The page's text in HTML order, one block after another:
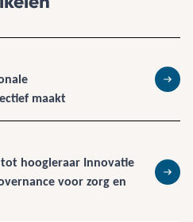
maakt
Lees
hoogleraar Innovatie
voor zorg en
Lees